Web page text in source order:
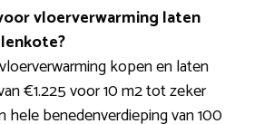
vloerverwarming laten
kopen en laten
€1.225 voor 10 m2 tot zeker
benedenverdieping van 100